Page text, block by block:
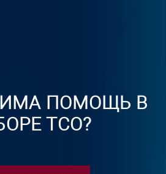
ПОМОЩЬ В
ТСО?